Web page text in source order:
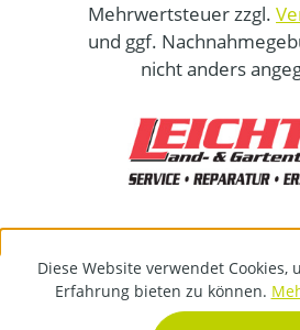
Mehrwertsteuer zzgl.
und ggf.
nicht anders
Diese Website verwendet Cookies,
Erfahrung bieten zu können.